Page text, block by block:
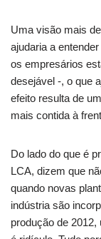
Uma visão mais
ajudaria a
os empresários
desejável -, o que
efeito resulta de
mais contida à
Do lado do que é
LCA, dizem que
quando novas
indústria são
produção de